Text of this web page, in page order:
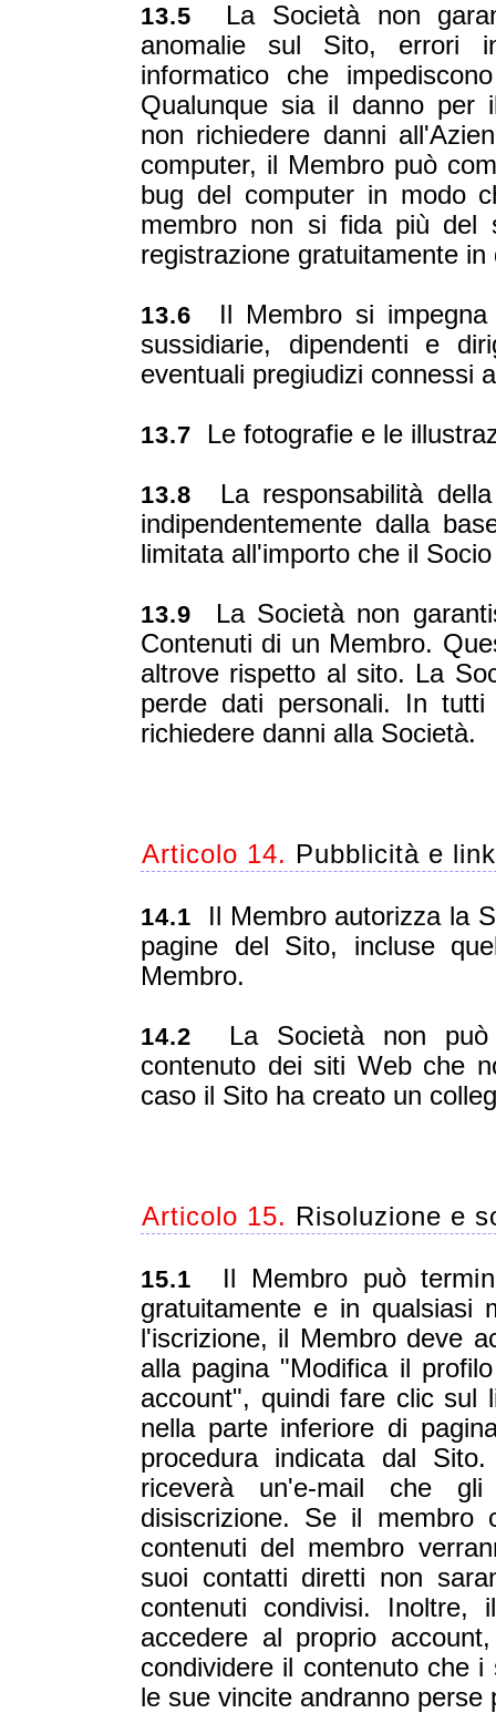
13.5 La Società non
anomalie sul Sito, errori
informatico che
Qualunque sia il danno per
non richiedere danni
computer, il Membro può
bug del computer in modo
membro non si fida più del
registrazione gratuitamente
13.6 Il Membro si impegna
sussidiarie, dipendenti e
eventuali pregiudizi connessi
13.7 Le fotografie e le
13.8 La responsabilità
indipendentemente dalla
limitata all'importo che il
13.9 La Società non
Contenuti di un Membro.
altrove rispetto al sito. La
perde dati personali. In
richiedere danni alla Società.
Articolo 14. Pubblicità e link
14.1 Il Membro autorizza la
pagine del Sito, incluse
Membro.
14.2 La Società non può
contenuto dei siti Web che
caso il Sito ha creato un
Articolo 15. Risoluzione e
15.1 Il Membro può
gratuitamente e in qualsiasi
l'iscrizione, il Membro deve
alla pagina "Modifica il
account", quindi fare clic sul
nella parte inferiore di
procedura indicata dal
riceverà un'e-mail che
disiscrizione. Se il membro
contenuti del membro
suoi contatti diretti non
contenuti condivisi.
accedere al proprio
condividere il contenuto che
le sue vincite andranno perse